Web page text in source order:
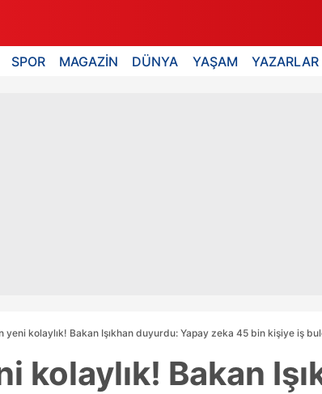
SPOR MAGAZİN DÜNYA YAŞAM YAZARLAR
yeni kolaylık! Bakan Işıkhan duyurdu: Yapay zeka 45 bin kişiye iş
kolaylık! Bakan